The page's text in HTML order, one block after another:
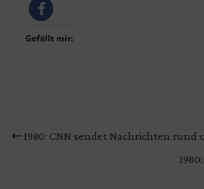
Gefällt mir:
1980: CNN sendet Nachrichten rund